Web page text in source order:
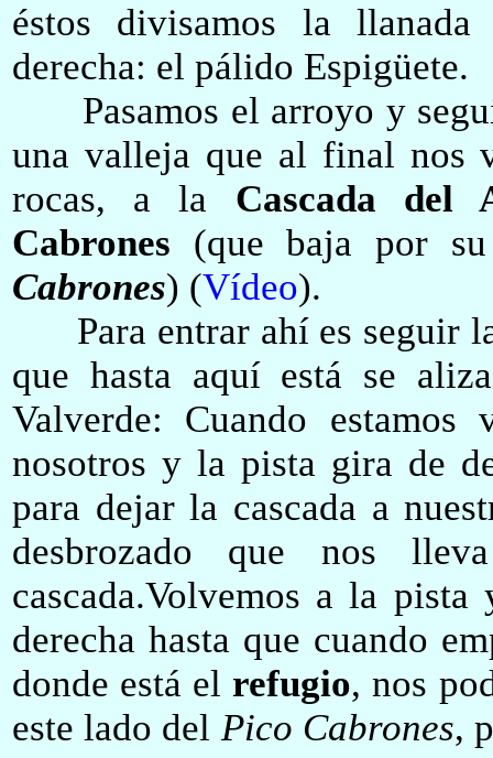
éstos divisamos la llanada
derecha: el pálido Espigüete.
Pasamos el arroyo y
una valleja que al final nos
rocas, a la Cascada del
Cabrones (que baja por
Cabrones) (Vídeo).
Para entrar ahí es seguir
que hasta aquí está se
Valverde: Cuando estamos
nosotros y la pista gira de
para dejar la cascada a
desbrozado que nos
cascada.Volvemos a la
derecha hasta que cuando
donde está el refugio, nos
este lado del Pico Cabrones,